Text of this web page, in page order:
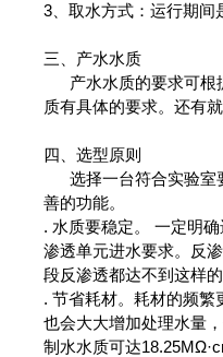
3、取水方式：运行期间
三、产水水质
产水水质的要求可根
质有具体的要求。还有
四、选型原则
选择一台符合实验室
善的功能。
. 水质要稳定。 一定明
渗透单元进水要求。反
段反渗透都达不到这样的
. 节省耗材。耗材的频
也会大大增加处理水量
制水水质可达